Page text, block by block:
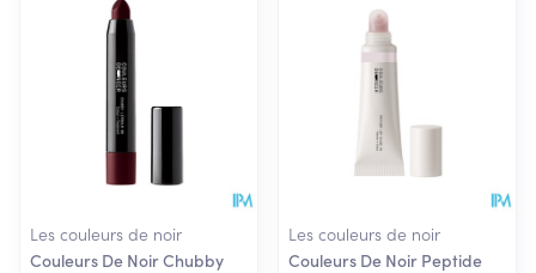
Les couleurs de noir
Couleurs De Noir Chubby
Les couleurs de noir
Couleurs De Noir Peptide